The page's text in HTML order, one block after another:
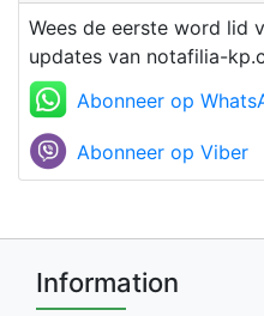
Wees de eerste word lid
updates van notafilia-
Abonneer op
Abonneer op Viber
Information